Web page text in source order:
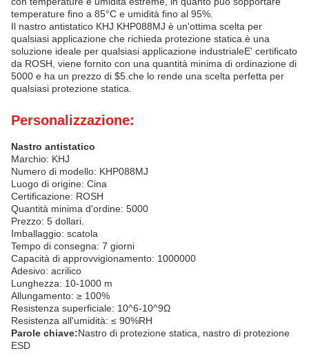
temperature fino a 85°C e umidità fino al 95%.
Il nastro antistatico KHJ KHP088MJ è un'ottima scelta per
qualsiasi applicazione che richieda protezione statica.è una
soluzione ideale per qualsiasi applicazione industrialeE' certificato
da ROSH, viene fornito con una quantità minima di ordinazione di
5000 e ha un prezzo di $5.che lo rende una scelta perfetta per
qualsiasi protezione statica.
Personalizzazione:
Nastro antistatico
Marchio: KHJ
Numero di modello: KHP088MJ
Luogo di origine: Cina
Certificazione: ROSH
Quantità minima d'ordine: 5000
Prezzo: 5 dollari.
Imballaggio: scatola
Tempo di consegna: 7 giorni
Capacità di approvvigionamento: 1000000
Adesivo: acrilico
Lunghezza: 10-1000 m
Allungamento: ≥ 100%
Resistenza superficiale: 10^6-10^9Ω
Resistenza all'umidità: ≤ 90%RH
Parole chiave:Nastro di protezione statica, nastro di protezione
ESD